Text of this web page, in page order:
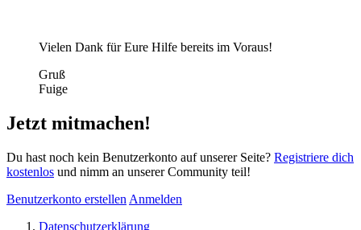
Vielen Dank für Eure Hilfe bereits im Voraus!
Gruß
Fuige
Jetzt mitmachen!
Du hast noch kein Benutzerkonto auf unserer Seite? Registriere dich
kostenlos und nimm an unserer Community teil!
Benutzerkonto erstellen Anmelden
Datenschutzerklärung